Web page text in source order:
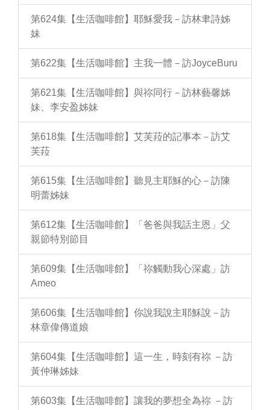
第624集【生活咖啡館】耶穌愛我－訪林聿詩姊
妹
第622集【生活咖啡館】主我一體－訪JoyceBuru
第621集【生活咖啡館】與祢同行－訪林藝馨姊
妹、李安盈姊妹
第618集【生活咖啡館】艾芙菈的記事本－訪艾
芙菈
第615集【生活咖啡館】聽見主耶穌的心－訪陳
明蕾姊妹
第612集【生活咖啡館】「爸爸與我話主恩」父
親節特別節目
第609集【生活咖啡館】「祢觸動我心深處」訪
Ameo
第606集【生活咖啡館】你說我說主耶穌說－訪
林章偉傳道娘
第604集【生活咖啡館】這一生，時刻有祢 －訪
黃仲琳姊妹
第603集【生活咖啡館】讓我的夢想全為祢 －訪